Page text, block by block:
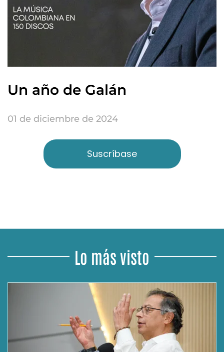
Un año de Galán
01 de diciembre de 2024
Suscríbase
Lo más visto